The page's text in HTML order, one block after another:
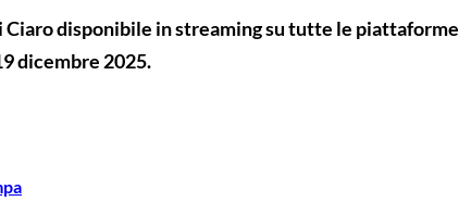
Ciaro disponibile in streaming su tutte le piattaforme
dicembre 2025.